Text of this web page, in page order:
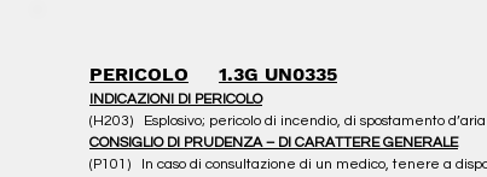
PERICOLO 1.3G UN0335
INDICAZIONI DI PERICOLO
(H203)   Esplosivo; pericolo di incendio, di spostamento
CONSIGLIO DI PRUDENZA – DI CARATTERE GENERALE
(P101)   In caso di consultazione di un medico, tenere a